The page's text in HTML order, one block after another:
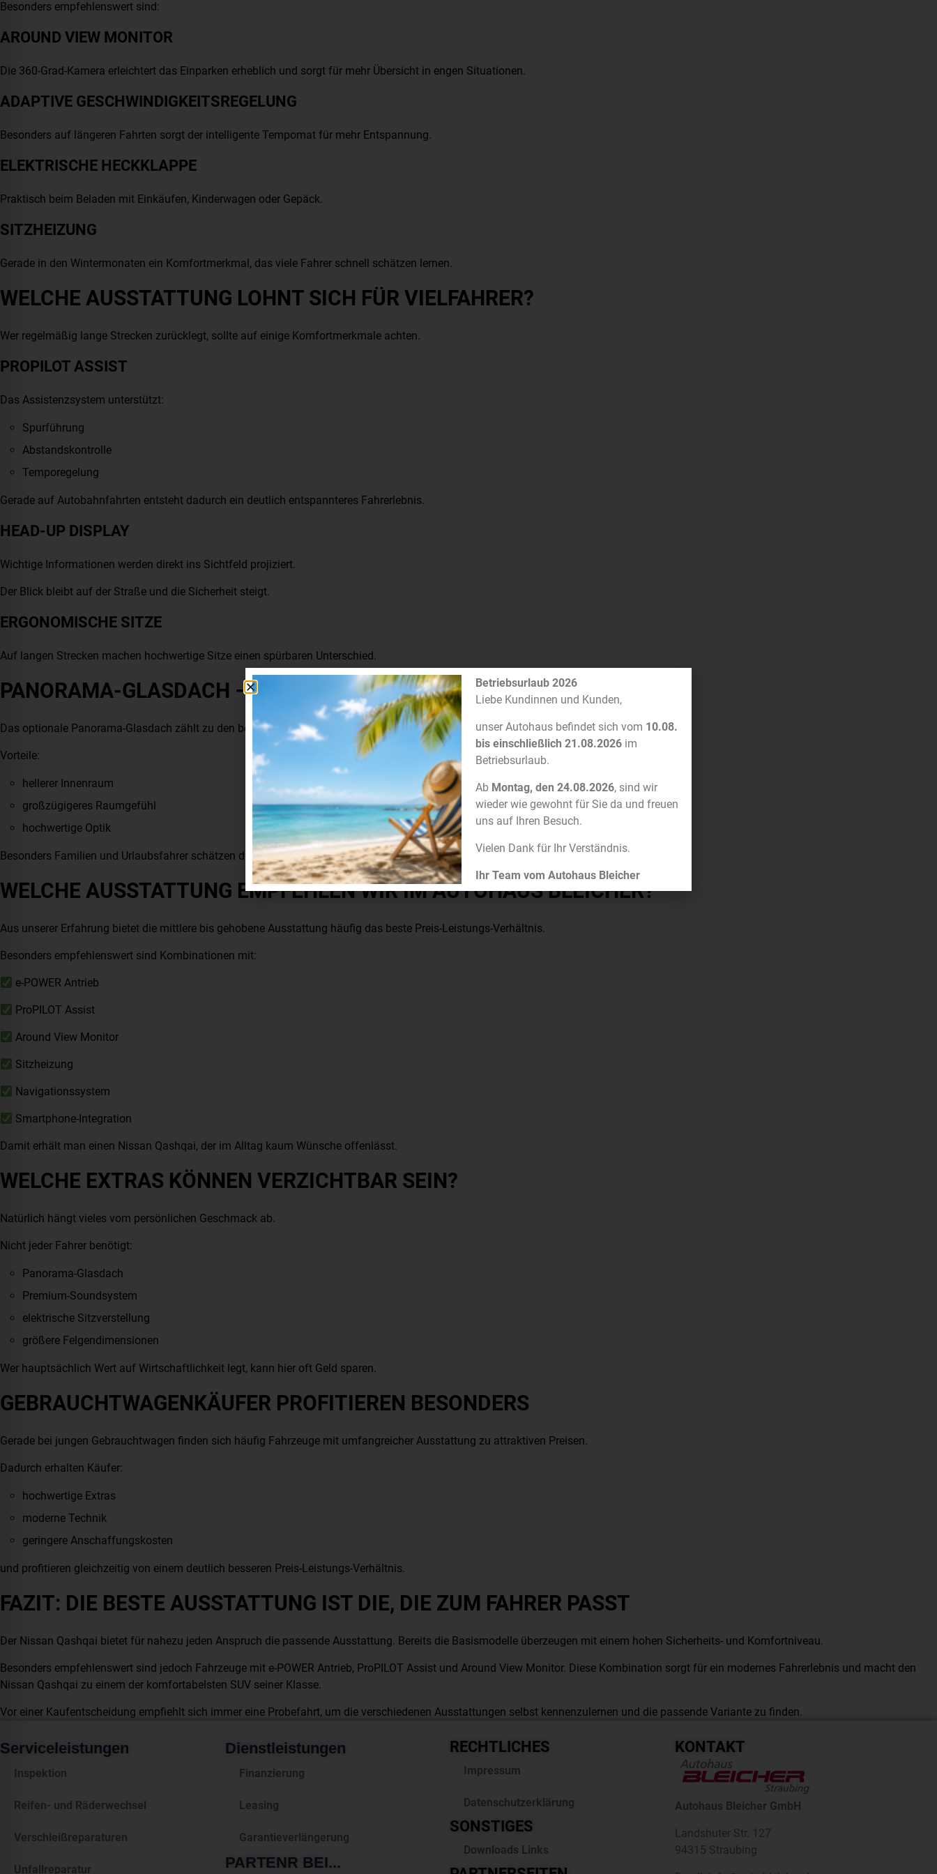
Besonders empfehlenswert sind:
AROUND VIEW MONITOR
Die 360-Grad-Kamera erleichtert das Einparken erheblich und sorgt für mehr Übersicht in engen Situationen.
ADAPTIVE GESCHWINDIGKEITSREGELUNG
Besonders auf längeren Fahrten sorgt der intelligente Tempomat für mehr Entspannung.
ELEKTRISCHE HECKKLAPPE
Praktisch beim Beladen mit Einkäufen, Kinderwagen oder Gepäck.
SITZHEIZUNG
Gerade in den Wintermonaten ein Komfortmerkmal, das viele Fahrer schnell schätzen lernen.
WELCHE AUSSTATTUNG LOHNT SICH FÜR VIELFAHRER?
Wer regelmäßig lange Strecken zurücklegt, sollte auf einige Komfortmerkmale achten.
PROPILOT ASSIST
Das Assistenzsystem unterstützt:
Spurführung
Abstandskontrolle
Temporegelung
Gerade auf Autobahnfahrten entsteht dadurch ein deutlich entspannteres Fahrerlebnis.
HEAD-UP DISPLAY
Wichtige Informationen werden direkt ins Sichtfeld projiziert.
Der Blick bleibt auf der Straße und die Sicherheit steigt.
ERGONOMISCHE SITZE
Auf langen Strecken machen hochwertige Sitze einen spürbaren Unterschied.
PANORAMA-GLASDACH – LUXUS ODER MEHRWERT?
Das optionale Panorama-Glasdach zählt zu den beliebtesten Extras.
Vorteile:
hellerer Innenraum
großzügigeres Raumgefühl
hochwertige Optik
Besonders Familien und Urlaubsfahrer schätzen diesen zusätzlichen Komfort.
WELCHE AUSSTATTUNG EMPFEHLEN WIR IM AUTOHAUS BLEICHER?
Aus unserer Erfahrung bietet die mittlere bis gehobene Ausstattung häufig das beste Preis-Leistungs-Verhältnis.
Besonders empfehlenswert sind Kombinationen mit:
e-POWER Antrieb
ProPILOT Assist
Around View Monitor
Sitzheizung
Navigationssystem
Smartphone-Integration
Damit erhält man einen Nissan Qashqai, der im Alltag kaum Wünsche offenlässt.
WELCHE EXTRAS KÖNNEN VERZICHTBAR SEIN?
Natürlich hängt vieles vom persönlichen Geschmack ab.
Nicht jeder Fahrer benötigt:
Panorama-Glasdach
Premium-Soundsystem
elektrische Sitzverstellung
größere Felgendimensionen
Wer hauptsächlich Wert auf Wirtschaftlichkeit legt, kann hier oft Geld sparen.
GEBRAUCHTWAGENKÄUFER PROFITIEREN BESONDERS
Gerade bei jungen Gebrauchtwagen finden sich häufig Fahrzeuge mit umfangreicher Ausstattung zu attraktiven Preisen.
Dadurch erhalten Käufer:
hochwertige Extras
moderne Technik
geringere Anschaffungskosten
und profitieren gleichzeitig von einem deutlich besseren Preis-Leistungs-Verhältnis.
FAZIT: DIE BESTE AUSSTATTUNG IST DIE, DIE ZUM FAHRER PASST
Der Nissan Qashqai bietet für nahezu jeden Anspruch die passende Ausstattung. Bereits die Basismodelle überzeugen mit einem hohen Sicherheits- und Komfortniveau.
Besonders empfehlenswert sind jedoch Fahrzeuge mit e-POWER Antrieb, ProPILOT Assist und Around View Monitor. Diese Kombination sorgt für ein modernes Fahrerlebnis und macht den
Nissan Qashqai zu einem der komfortabelsten SUV seiner Klasse.
Vor einer Kaufentscheidung empfiehlt sich immer eine Probefahrt, um die verschiedenen Ausstattungen selbst kennenzulernen und die passende Variante zu finden.
Serviceleistungen
Inspektion
Reifen- und Räderwechsel
Verschleißreparaturen
Unfallreparatur
Dienstleistungen
Finanzierung
Leasing
Garantieverlängerung
PARTENR BEI...
RECHTLICHES
Impressum
Datenschutzerklärung
SONSTIGES
Downloads Links
KONTAKT
Autohaus Bleicher GmbH
Landshuter Str. 127
94315 Straubing
Betriebsurlaub 2026
Liebe Kundinnen und Kunden,
unser Autohaus befindet sich vom 10.08.
bis einschließlich 21.08.2026 im
Betriebsurlaub.
Ab Montag, den 24.08.2026, sind wir
wieder wie gewohnt für Sie da und freuen
uns auf Ihren Besuch.
Vielen Dank für Ihr Verständnis.
Ihr Team vom Autohaus Bleicher